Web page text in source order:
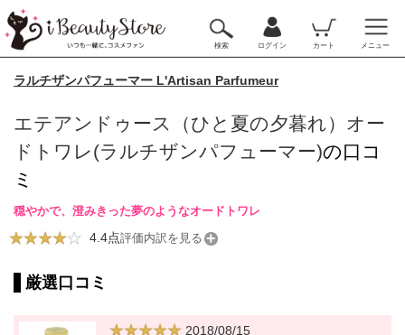
検索 ログイン カート メニュー
ラルチザンパフューマー L'Artisan Parfumeur
エテアンドゥース（ひと夏の夕暮れ）オー
ドトワレ(ラルチザンパフューマー)の口コ
ミ
穏やかで、澄みきった夢のようなオードトワレ
4.4点評価内訳を見る
厳選口コミ
2018/08/15